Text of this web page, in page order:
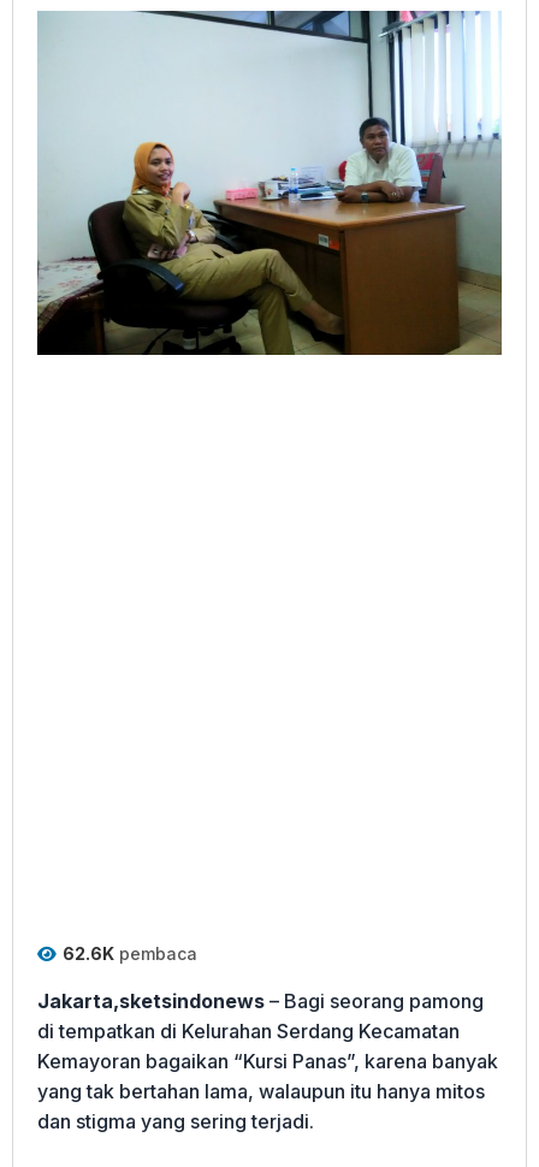
Pamong
62.6K pembaca
Jakarta,sketsindonews – Bagi seorang pamong
di tempatkan di Kelurahan Serdang Kecamatan
Kemayoran bagaikan “Kursi Panas”, karena banyak
yang tak bertahan lama, walaupun itu hanya mitos
dan stigma yang sering terjadi.